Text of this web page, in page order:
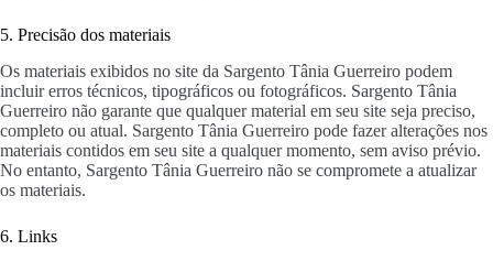
5. Precisão dos materiais
Os materiais exibidos no site da Sargento Tânia Guerreiro podem
incluir erros técnicos, tipográficos ou fotográficos. Sargento Tânia
Guerreiro não garante que qualquer material em seu site seja preciso,
completo ou atual. Sargento Tânia Guerreiro pode fazer alterações nos
materiais contidos em seu site a qualquer momento, sem aviso prévio.
No entanto, Sargento Tânia Guerreiro não se compromete a atualizar
os materiais.
6. Links